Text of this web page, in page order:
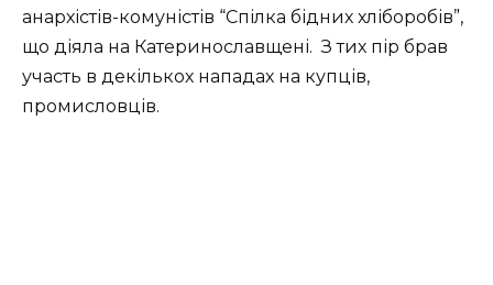
анархістів-комуністів “Спілка бідних хліборобів”,
що діяла на Катеринославщені. З тих пір брав
участь в декількох нападах на купців,
промисловців.